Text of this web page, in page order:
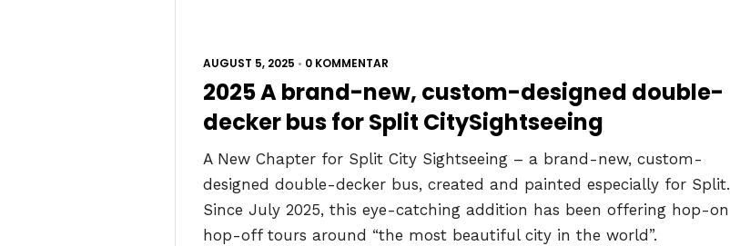
AUGUST 5, 2025 • 0 KOMMENTAR
2025 A brand-new, custom-designed double-
decker bus for Split CitySightseeing
A New Chapter for Split City Sightseeing – a brand-new, custom-
designed double-decker bus, created and painted especially for Split.
Since July 2025, this eye-catching addition has been offering hop-on
hop-off tours around “the most beautiful city in the world”.